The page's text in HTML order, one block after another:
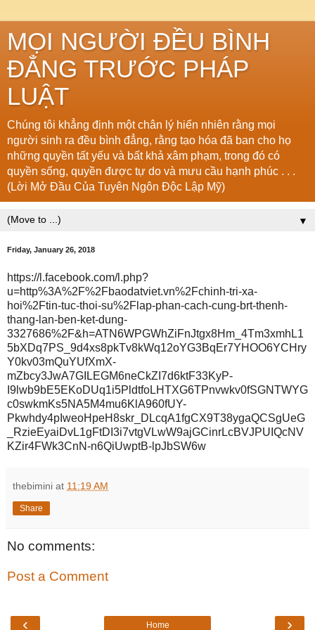
MỌI NGƯỜI ĐỀU BÌNH
ĐẲNG TRƯỚC PHÁP
LUẬT
Chúng tôi khẳng định một chân lý hiển nhiên rằng mọi
người sinh ra đều bình đẳng, rằng tạo hóa đã ban cho họ
những quyền tất yếu và bất khả xâm phạm, trong đó có
quyền sống, quyền được tự do và mưu cầu hạnh phúc . . .
(Lời Mở Đầu Của Tuyên Ngôn Độc Lập Mỹ)
▼
Friday, January 26, 2018
https://l.facebook.com/l.php?
u=http%3A%2F%2Fbaodatviet.vn%2Fchinh-tri-xa-
hoi%2Ftin-tuc-thoi-su%2Flap-phan-cach-cung-brt-thenh-
thang-lan-ben-ket-dung-
3327686%2F&h=ATN6WPGWhZiFnJtgx8Hm_4Tm3xmhL1
5bXDq7PS_9d4xs8pkTv8kWq12oYG3BqEr7YHOO6YCHry
Y0kv03mQuYUfXmX-
mZbcy3JwA7GILEGM6neCkZI7d6ktF33KyP-
I9lwb9bE5EKoDUq1i5PldtfoLHTXG6TPnvwkv0fSGNTWYG
c0swkmKs5NA5M4mu6KlA960fUY-
Pkwhdy4pIweoHpeH8skr_DLcqA1fgCX9T38ygaQCSgUeG
_RzieEyaiDvL1gFtDI3i7vtgVLwW9ajGCinrLcBVJPUIQcNV
KZir4FWk3CnN-n6QiUwptB-lpJbSW6w
thebimini at 11:19 AM
Share
No comments:
Post a Comment
‹ ›
Home